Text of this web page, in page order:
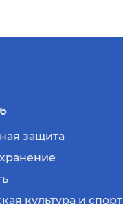
защита
культура и спорт